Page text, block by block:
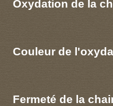
Oxydation de la
Couleur de
Fermeté de la